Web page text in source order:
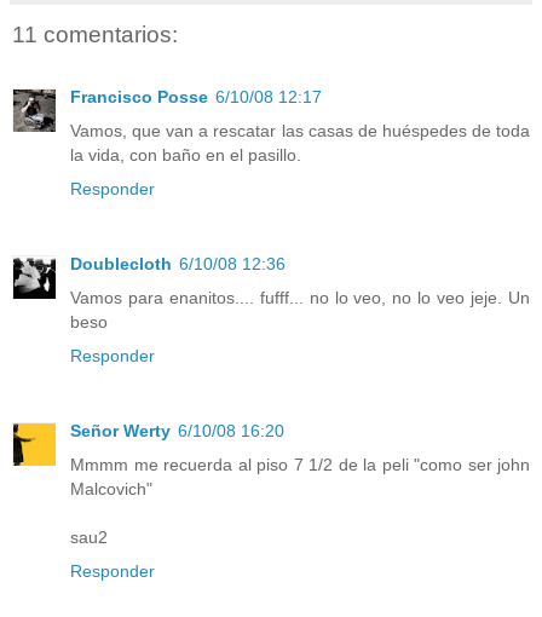
11 comentarios:
Francisco Posse 6/10/08 12:17
Vamos, que van a rescatar las casas de huéspedes de toda
la vida, con baño en el pasillo.
Responder
Doublecloth 6/10/08 12:36
Vamos para enanitos.... fufff... no lo veo, no lo veo jeje. Un
beso
Responder
Señor Werty 6/10/08 16:20
Mmmm me recuerda al piso 7 1/2 de la peli "como ser john
Malcovich"
sau2
Responder